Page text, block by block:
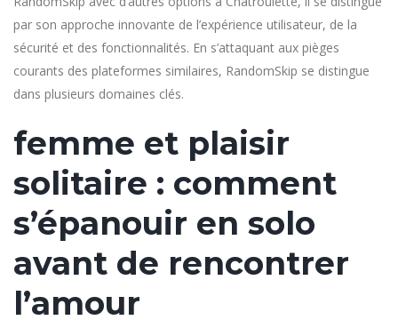
par son approche innovante de l’expérience utilisateur, de la
sécurité et des fonctionnalités. En s’attaquant aux pièges
courants des plateformes similaires, RandomSkip se distingue
dans plusieurs domaines clés.
femme et plaisir
solitaire : comment
s’épanouir en solo
avant de rencontrer
l’amour